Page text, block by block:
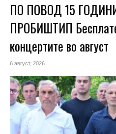
ПО ПОВОД 15
ПРОБИШТИП
концертите во август
6 август, 2026